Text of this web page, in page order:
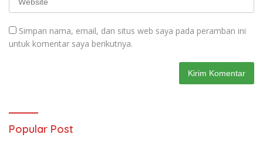
Simpan nama, email, dan situs web saya pada peramban ini
untuk komentar saya berikutnya.
Popular Post